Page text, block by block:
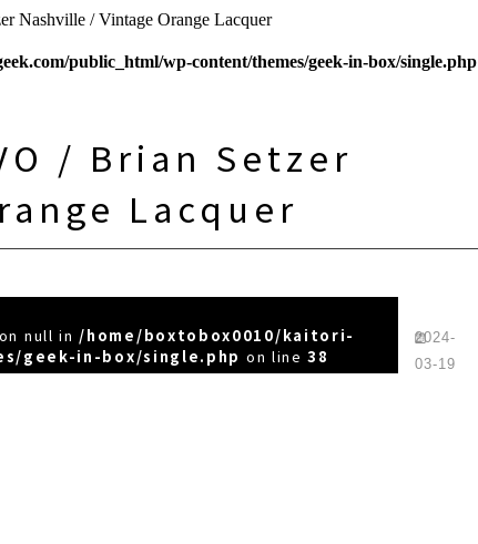
Nashville / Vintage Orange Lacquer
public_html/wp-content/themes/geek-in-box/single.php
/ Brian Setzer
Lacquer
null in/home/boxtobox0010/kaitori-
geek-in-box/single.php on line38
2024-
03-19